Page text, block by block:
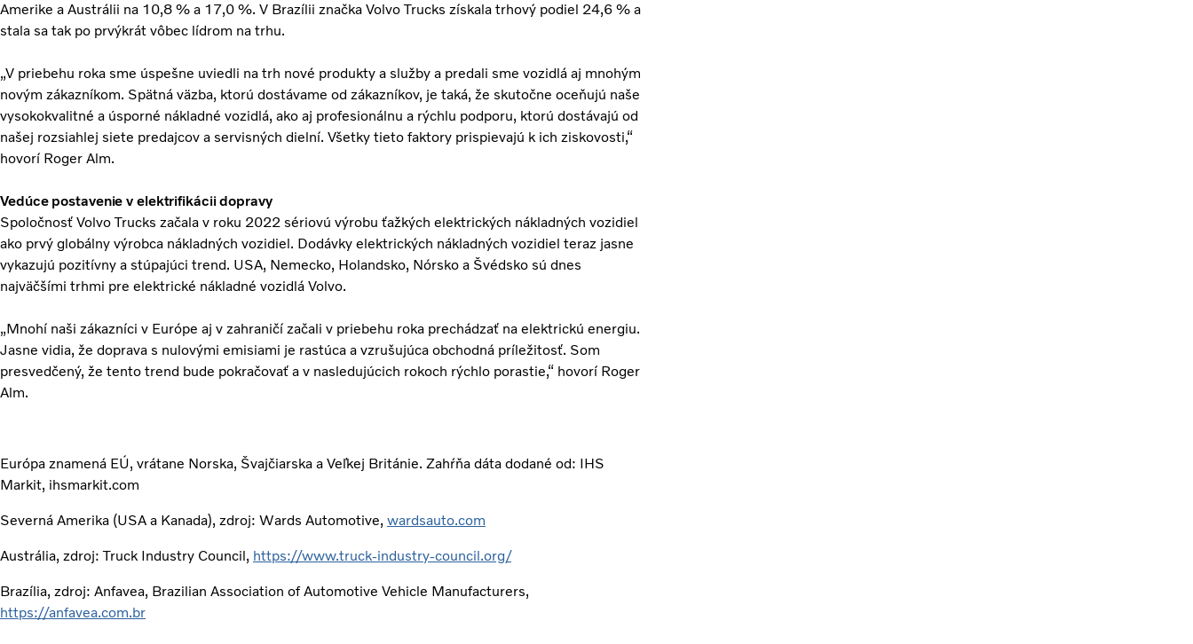
Amerike a Austrálii na 10,8 % a 17,0 %. V Brazílii značka Volvo Trucks získala trhový podiel 24,6 % a
stala sa tak po prvýkrát vôbec lídrom na trhu.
„V priebehu roka sme úspešne uviedli na trh nové produkty a služby a predali sme vozidlá aj mnohým
novým zákazníkom. Spätná väzba, ktorú dostávame od zákazníkov, je taká, že skutočne oceňujú naše
vysokokvalitné a úsporné nákladné vozidlá, ako aj profesionálnu a rýchlu podporu, ktorú dostávajú od
našej rozsiahlej siete predajcov a servisných dielní. Všetky tieto faktory prispievajú k ich ziskovosti,“
hovorí Roger Alm.
Vedúce postavenie v elektrifikácii dopravy
Spoločnosť Volvo Trucks začala v roku 2022 sériovú výrobu ťažkých elektrických nákladných vozidiel
ako prvý globálny výrobca nákladných vozidiel. Dodávky elektrických nákladných vozidiel teraz jasne
vykazujú pozitívny a stúpajúci trend. USA, Nemecko, Holandsko, Nórsko a Švédsko sú dnes
najväčšími trhmi pre elektrické nákladné vozidlá Volvo.
„Mnohí naši zákazníci v Európe aj v zahraničí začali v priebehu roka prechádzať na elektrickú energiu.
Jasne vidia, že doprava s nulovými emisiami je rastúca a vzrušujúca obchodná príležitosť. Som
presvedčený, že tento trend bude pokračovať a v nasledujúcich rokoch rýchlo porastie,“ hovorí Roger
Alm.
Európa znamená EÚ, vrátane Norska, Švajčiarska a Veľkej Británie. Zahŕňa dáta dodané od: IHS
Markit, ihsmarkit.com
Severná Amerika (USA a Kanada), zdroj: Wards Automotive, wardsauto.com
Austrália, zdroj: Truck Industry Council, https://www.truck-industry-council.org/
Brazília, zdroj: Anfavea, Brazilian Association of Automotive Vehicle Manufacturers,
https://anfavea.com.br